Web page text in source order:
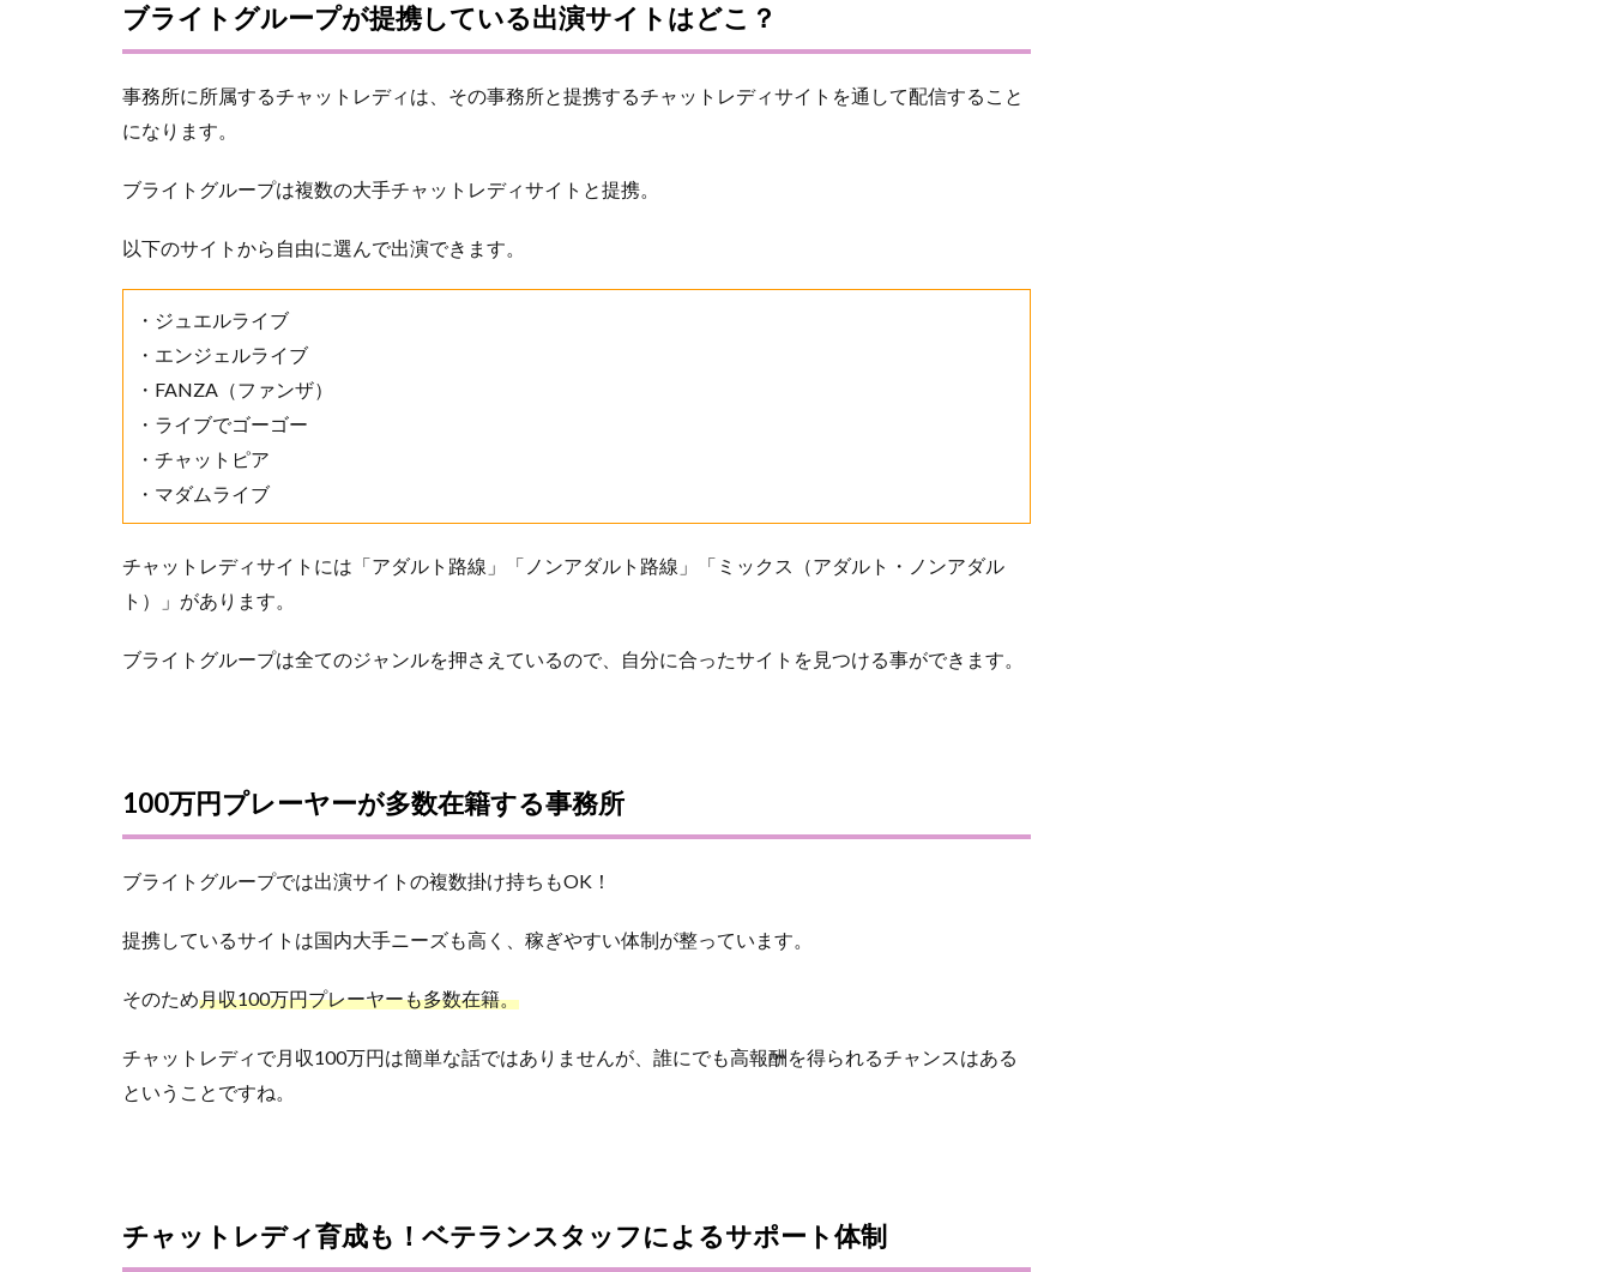
ブライトグループが提携している出演サイトはどこ？
事務所に所属するチャットレディは、その事務所と提携するチャットレディサイトを通して配信すること
になります。
ブライトグループは複数の大手チャットレディサイトと提携。
以下のサイトから自由に選んで出演できます。
・ジュエルライブ
・エンジェルライブ
・FANZA（ファンザ）
・ライブでゴーゴー
・チャットピア
・マダムライブ
チャットレディサイトには「アダルト路線」「ノンアダルト路線」「ミックス（アダルト・ノンアダル
ト）」があります。
ブライトグループは全てのジャンルを押さえているので、自分に合ったサイトを見つける事ができます。
100万円プレーヤーが多数在籍する事務所
ブライトグループでは出演サイトの複数掛け持ちもOK！
提携しているサイトは国内大手ニーズも高く、稼ぎやすい体制が整っています。
そのため月収100万円プレーヤーも多数在籍。
チャットレディで月収100万円は簡単な話ではありませんが、誰にでも高報酬を得られるチャンスはある
ということですね。
チャットレディ育成も！ベテランスタッフによるサポート体制